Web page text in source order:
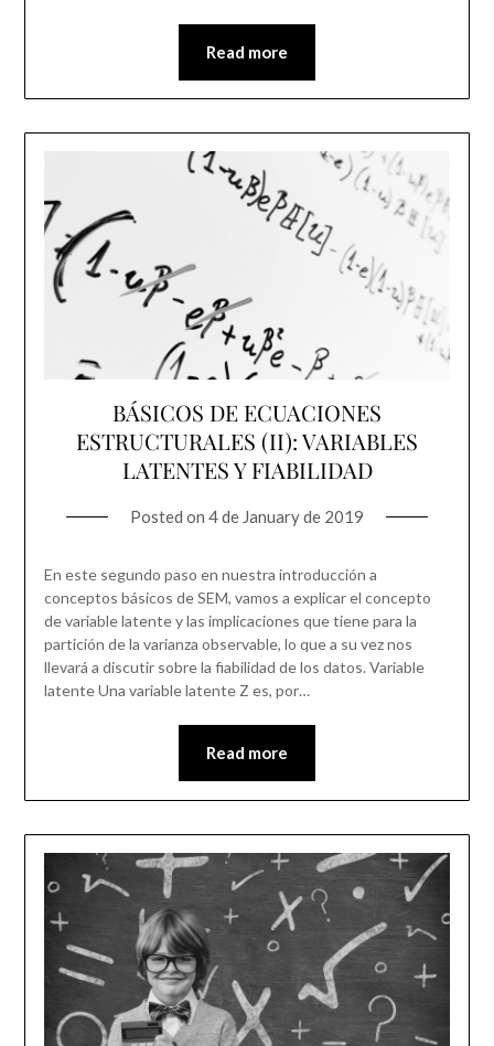
Read more
BÁSICOS DE ECUACIONES
ESTRUCTURALES (II): VARIABLES
LATENTES Y FIABILIDAD
Posted on 4 de January de 2019
En este segundo paso en nuestra introducción a
conceptos básicos de SEM, vamos a explicar el concepto
de variable latente y las implicaciones que tiene para la
partición de la varianza observable, lo que a su vez nos
llevará a discutir sobre la fiabilidad de los datos. Variable
latente Una variable latente Z es, por…
Read more